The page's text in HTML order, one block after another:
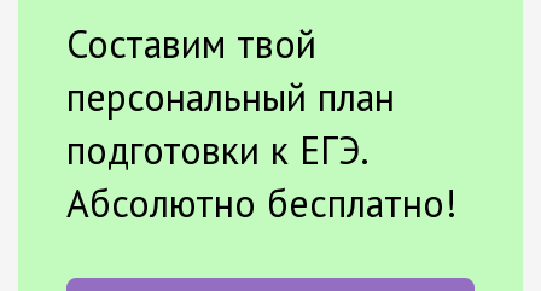
Составим твой
персональный план
подготовки к ЕГЭ.
Абсолютно бесплатно!